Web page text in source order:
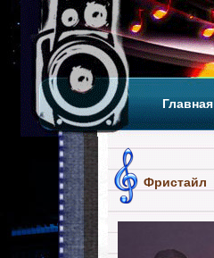
Главная
Фристайл